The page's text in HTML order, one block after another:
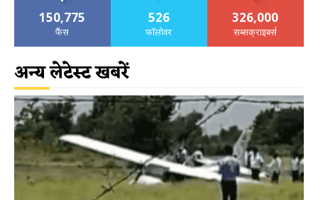
150,775
फैंस
526
फॉलोवर
326,000
सब्सक्राइबर्स
अन्य लेटेस्ट खबरें